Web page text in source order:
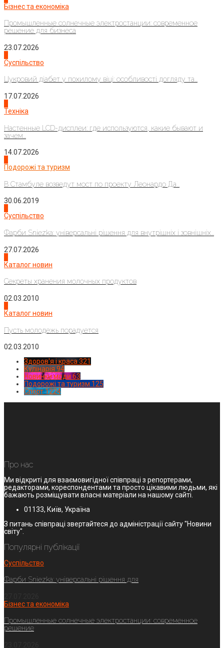
Бізнес та економіка
Промышленные солнечные электростанции: современное
решение для бизнеса
23.07.2026
Суспільство
Цукровий діабет у похилому віці: особливості догляду та...
17.07.2026
Техніка
Настенные LCD-дисплеи: где используются, какие бывают и
зачем...
14.07.2026
Подорожі та туризм
В Стамбуле возведут мост по проекту Леонардо Да...
30.06.2019
Суспільство
Фарби Sniezka: універсальні рішення для внутрішніх і зовнішніх...
27.07.2026
Каталог новин
Секреты хранения молочных продуктов
02.03.2010
Каталог новин
Пусть молодежь порадуется
02.03.2010
Здоров'я і краса 321
Кулінарія 94
Новинки моди 63
Подорожі та туризм 125
Спорт1224
Про нас
Ми відкриті для взаємовигідної співпраці з репортерами,
редакторами, кореспондентами та просто цікавими людьми, які
бажають розміщувати власні матеріали на нашому сайті.
01133, Київ, Україна
З питань співпраці звертайтеся до адміністрації сайту "Новини
світу".
Популярні публікації
Суспільство
Фарби Sniezka: універсальні рішення для
Бізнес та економіка
Промышленные солнечные электростанции: современное
решение